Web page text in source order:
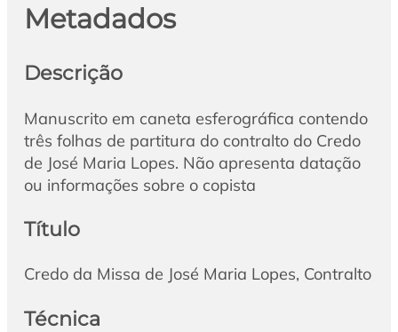
Metadados
Descrição
Manuscrito em caneta esferográfica contendo
três folhas de partitura do contralto do Credo
de José Maria Lopes. Não apresenta datação
ou informações sobre o copista
Título
Credo da Missa de José Maria Lopes, Contralto
Técnica